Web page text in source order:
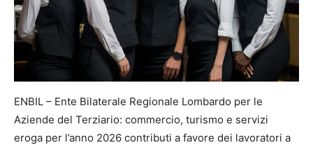
ENBIL – Ente Bilaterale Regionale Lombardo per le
Aziende del Terziario: commercio, turismo e servizi
eroga per l’anno 2026 contributi a favore dei lavoratori a